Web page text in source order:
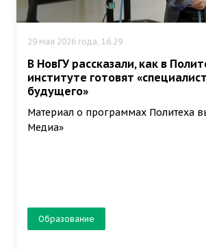
29 мая 2026 года, 16:29
В НовГУ рассказали, как в
институте готовят
будущего»
Материал о программах Политеха
Медиа»
Образование